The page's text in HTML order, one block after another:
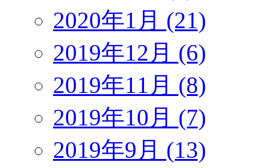
2020年1月 (21)
2019年12月 (6)
2019年11月 (8)
2019年10月 (7)
2019年9月 (13)